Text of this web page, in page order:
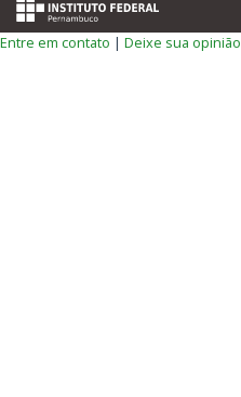
Entre em contato | Deixe sua opinião